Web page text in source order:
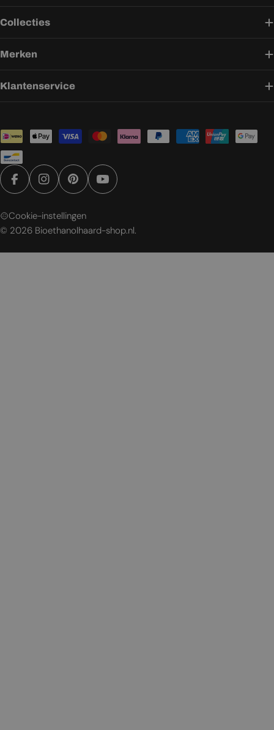
Collecties
Merken
Klantenservice
Betaalmethoden
FacebookInstagramPinterestYouTube
© 2026 Bioethanolhaard-shop.nl.
Cookie-instellingen